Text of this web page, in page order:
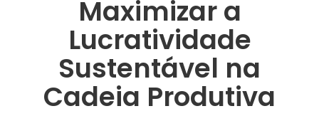
Maximizar a
Lucratividade
Sustentável na
Cadeia Produtiva